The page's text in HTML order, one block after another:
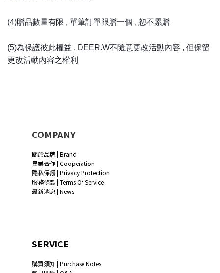
(4)贈品數量有限 , 單筆訂單限贈一個 , 恕不累贈
(5)為保護彼此權益 , DEER.W不隨意更改活動內容 , 但保留
更改活動內容之權利
COMPANY
關於品牌 | Brand
異業合作 | Cooperation
隱私保護 | Privacy Protection
服務條款 | Terms Of Service
最新消息 | News
SERVICE
購買須知 | Purchase Notes